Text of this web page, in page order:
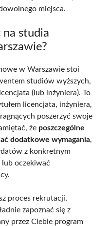
miejsca.
studia
w Warszawie stoi
studiów wyższych,
(lub inżyniera). To
licencjata, inżyniera,
poszerzyć swoje
że poszczególne
dodatkowe wymagania,
z konkretnym
oczekiwać
proces rekrutacji,
zapoznać się z
przez Ciebie program